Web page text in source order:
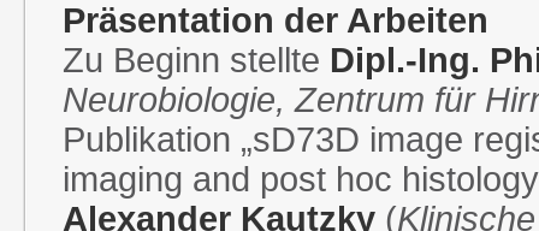
Präsentation der Arbeiten
Zu Beginn stellte Dipl.-Ing.
Neurobiologie, Zentrum für
Publikation „sD73D image
imaging and post hoc
Alexander Kautzky (